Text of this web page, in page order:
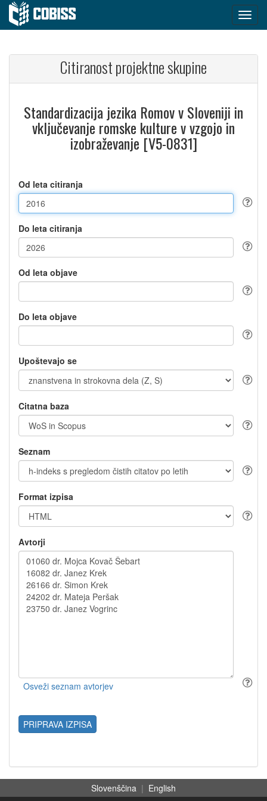
Citiranost projektne skupine
Standardizacija jezika Romov v Sloveniji in
vključevanje romske kulture v vzgojo in
izobraževanje [V5-0831]
Od leta citiranja
Do leta citiranja
Od leta objave
Do leta objave
Upoštevajo se
Citatna baza
Seznam
Format izpisa
Avtorji
PRIPRAVA IZPISA
Slovenščina | English